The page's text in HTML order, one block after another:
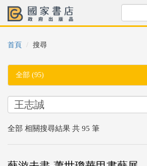
首頁 搜尋
全部 (95)
全部 相關搜尋結果 共 95 筆